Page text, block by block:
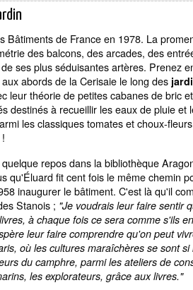
Bâtiments de France en 1978. La
des balcons, des arcades, des
ses plus séduisantes artères. Prenez
abords de la Cerisaie le long des
leur théorie de petites cabanes de bric
destinés à recueillir les eaux de pluie et
les classiques tomates et choux-
repos dans la bibliothèque
qu'Éluard fit cent fois le même chemin
inaugurer le bâtiment. C'est là qu'il
Stanois ; "Je voudrais leur faire sentir
à chaque fois ce sera comme s'ils
leur faire comprendre qu'on peut
où les cultures maraîchères se sont
du camphre, parmi les ateliers de
les explorateurs, grâce aux livres."